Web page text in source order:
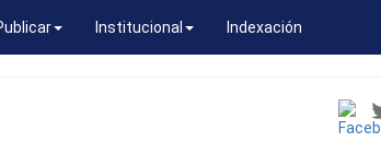
Institucional Indexación